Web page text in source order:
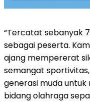
“Tercatat sebanyak
sebagai peserta.
ajang mempererat
semangat
generasi muda
bidang olahraga